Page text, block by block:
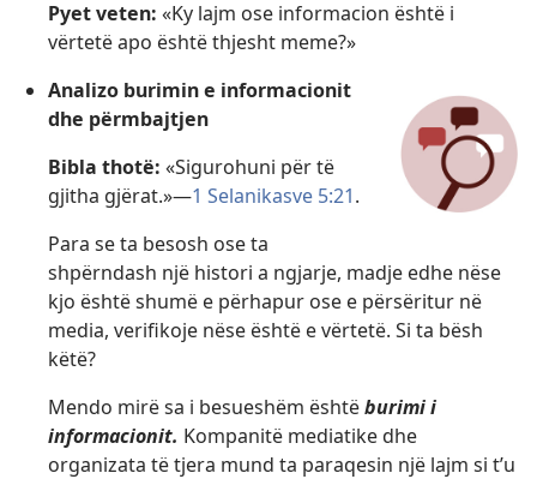
Pyet veten: «Ky lajm ose informacion është i
vërtetë apo është thjesht meme?»
Analizo burimin e informacionit
dhe përmbajtjen
Bibla thotë: «Sigurohuni për të
gjitha gjërat.»—1 Selanikasve 5:21.
Para se ta besosh ose ta
shpërndash një histori a ngjarje, madje edhe nëse
kjo është shumë e përhapur ose e përsëritur në
media, verifikoje nëse është e vërtetë. Si ta bësh
këtë?
Mendo mirë sa i besueshëm ështëburimi i
informacionit. Kompanitë mediatike dhe
organizata të tjera mund ta paraqesin një lajm si t’u